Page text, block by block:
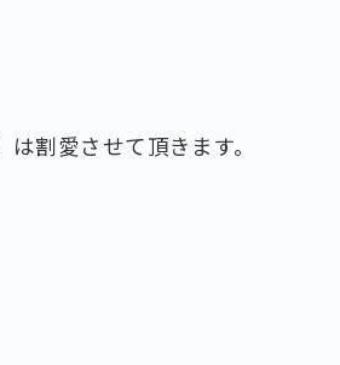
は割愛させて頂きます。